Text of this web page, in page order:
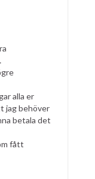
alla er
jag behöver
betala det
fått